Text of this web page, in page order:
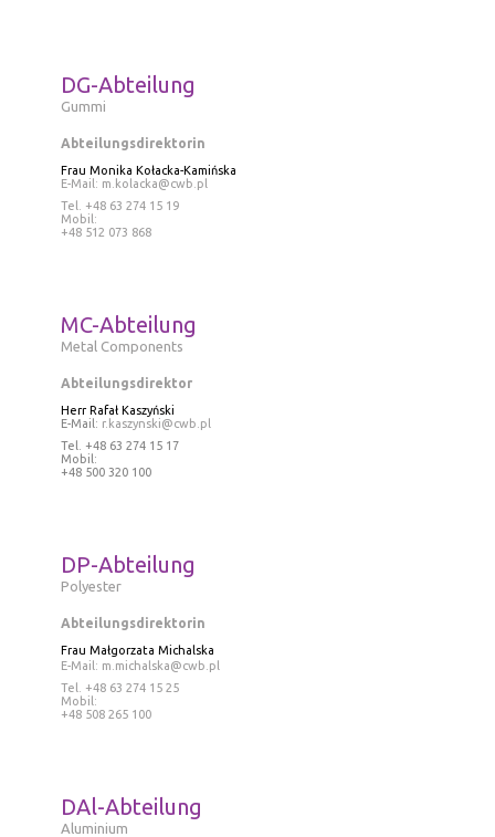
DG-Abteilung
Gummi
Abteilungsdirektorin
Frau Monika Kołacka-Kamińska
E-Mail: m.kolacka@cwb.pl
Tel . +48 63 274 15 19
Mobil:
+48 512 073 868
MC-Abteilung
Metal Components
Abteilungsdirektor
Herr Rafał Kaszyński
E-Mail: r.kaszynski@cwb.pl
Tel . +48 63 274 15 17
Mobil:
+48 500 320 100
DP-Abteilung
Polyester
Abteilungsdirektorin
Frau Małgorzata Michalska
E-Mail: m.michalska@cwb.pl
Tel . +48 63 274 15 25
Mobil:
+48 508 265 100
DAl-Abteilung
Aluminium